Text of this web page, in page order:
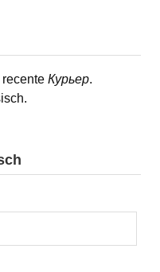
Курьер.